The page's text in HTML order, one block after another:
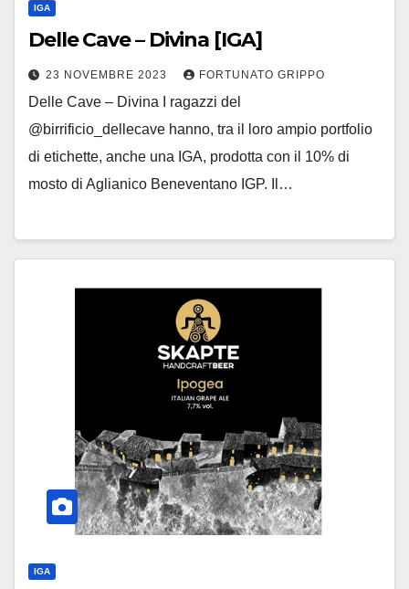
IGA
Delle Cave – Divina [IGA]
23 NOVEMBRE 2023 FORTUNATO GRIPPO
Delle Cave – Divina I ragazzi del
@birrificio_dellecave hanno, tra il loro ampio portfolio
di etichette, anche una IGA, prodotta con il 10% di
mosto di Aglianico Beneventano IGP. Il…
IGA